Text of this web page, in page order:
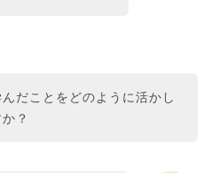
だことをどのように活かし
？